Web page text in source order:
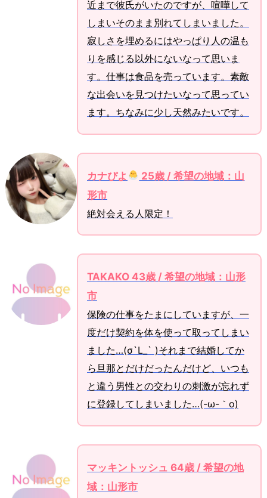
近まで彼氏がいたのですが、喧嘩して
しまいそのまま別れてしまいました。
寂しさを埋めるにはやっぱり人の温も
りを感じる以外にないなって思いま
す。仕事は食品を売っています。素敵
な出会いを見つけたいなって思ってい
ます。ちなみに少し天然みたいです。
カナぴよ
25歳 / 希望の地域：山
形市
絶対会える人限定！
TAKAKO 43歳 / 希望の地域：山形
市
保険の仕事をたまにしていますが、一
度だけ契約を体を使って取ってしまい
ました…(σ`L_` )それまで結婚してか
ら旦那とだけだったんだけど、いつも
と違う男性との交わりの刺激が忘れず
に登録してしまいました…(-ω-｀o)
マッキントッシュ 64歳 / 希望の地
域：山形市